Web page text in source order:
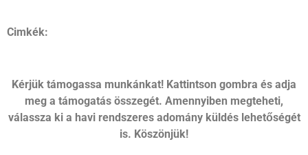
Cimkék:
Kérjük támogassa munkánkat! Kattintson gombra és adja
meg a támogatás összegét. Amennyiben megteheti,
válassza ki a havi rendszeres adomány küldés lehetőségét
is. Köszönjük!